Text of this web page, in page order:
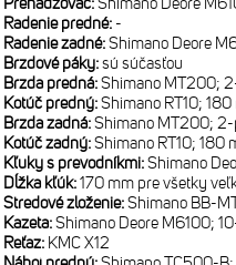
Radenie predné: -
Radenie zadné:Shimano Deore
Brzdové páky:sú súčasťou
Brzda predná:Shimano MT200;
Kotúč predný:Shimano RT10;
Brzda zadná:Shimano MT200; 2-
Kotúč zadný:Shimano RT10; 180
Kľuky s prevodníkmi:Shimano
Dĺžka kľúk:170 mm pre všetky
Stredové zloženie:Shimano BB-
Kazeta:Shimano Deore M6100;
Reťaz: KMC X12